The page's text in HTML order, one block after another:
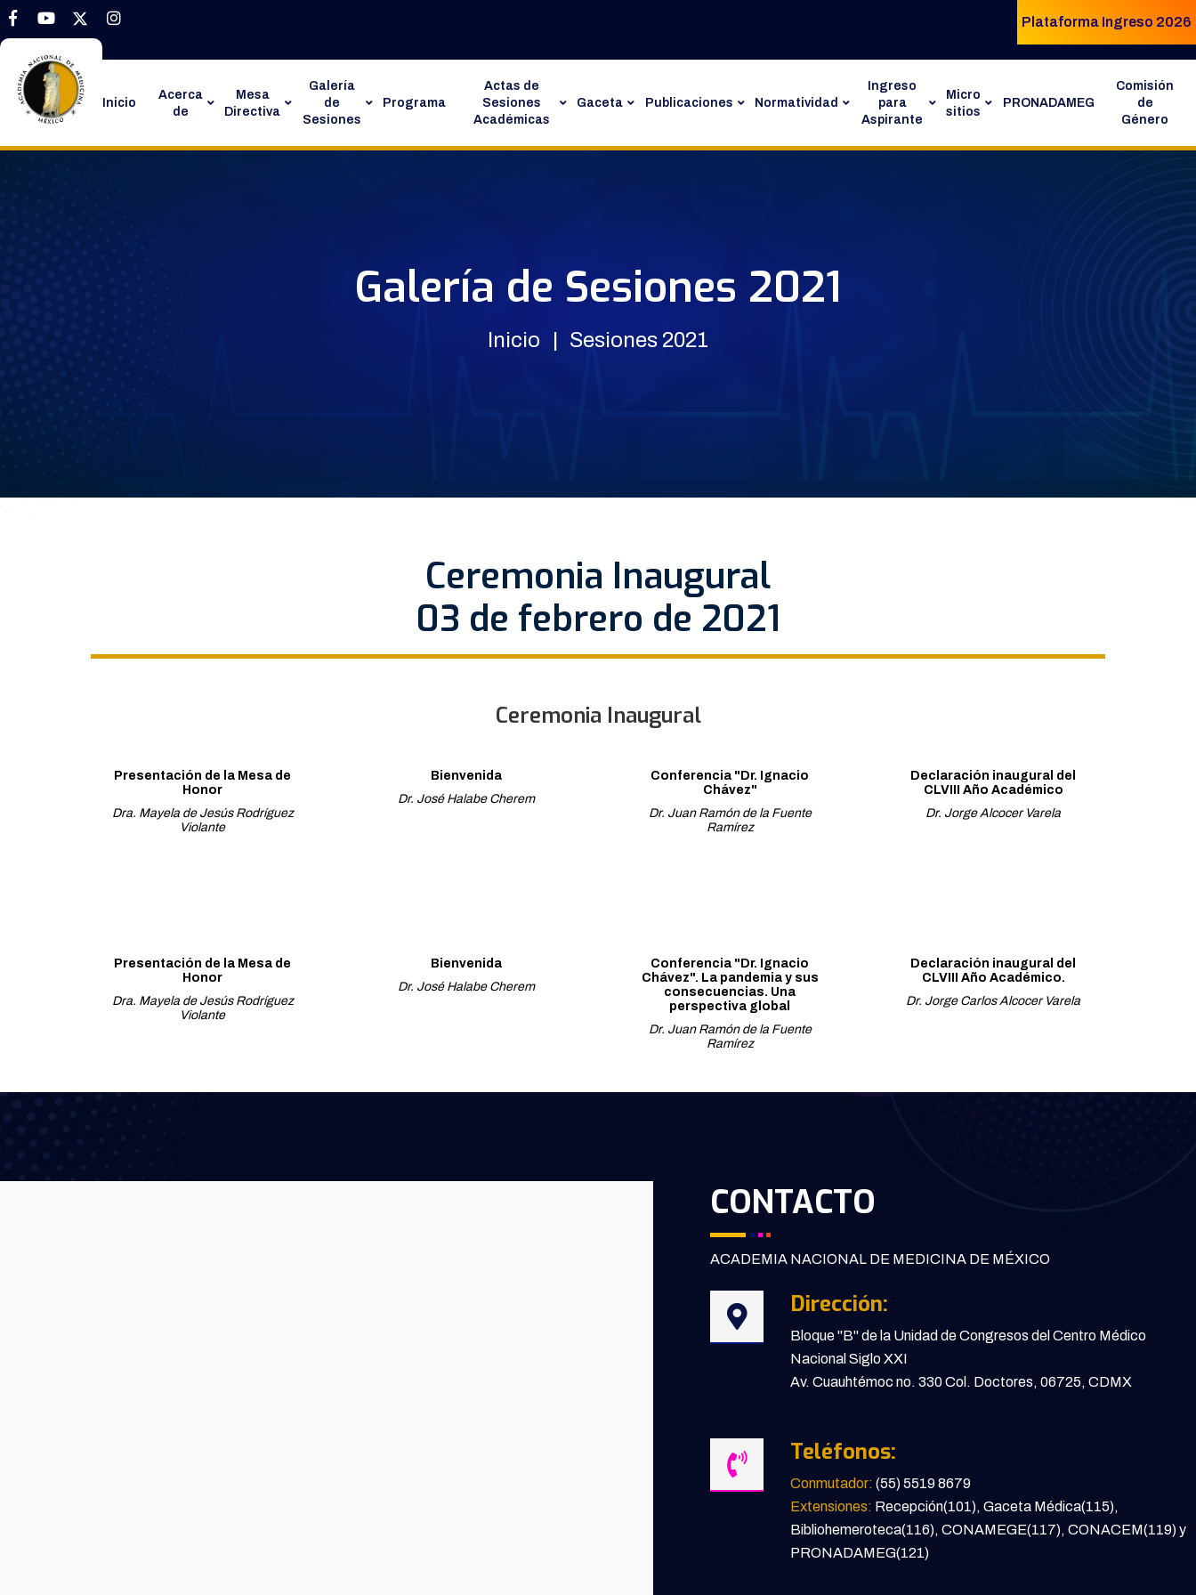
Plataforma Ingreso 2026
Inicio
Acerca
de
Mesa
Directiva
Galería
de
Sesiones
Programa
Actas de
Sesiones
Académicas
Gaceta Publicaciones Normatividad
Ingreso
para
Aspirante
Micro
sitios
PRONADAMEG
Comisión
de
Género
Galería de Sesiones 2021
Inicio Sesiones 2021
Ceremonia Inaugural
03 de febrero de 2021
Ceremonia Inaugural
Presentación de la Mesa de
Honor
Dra. Mayela de Jesús Rodríguez
Violante
Bienvenida
Dr. José Halabe Cherem
Conferencia "Dr. Ignacio
Chávez"
Dr. Juan Ramón de la Fuente
Ramírez
Declaración inaugural del
CLVIII Año Académico
Dr. Jorge Alcocer Varela
Presentación de la Mesa de
Honor
Dra. Mayela de Jesús Rodríguez
Violante
Bienvenida
Dr. José Halabe Cherem
Conferencia "Dr. Ignacio
Chávez". La pandemia y sus
consecuencias. Una
perspectiva global
Dr. Juan Ramón de la Fuente
Ramírez
Declaración inaugural del
CLVIII Año Académico.
Dr. Jorge Carlos Alcocer Varela
CONTACTO
ACADEMIA NACIONAL DE MEDICINA DE MÉXICO
Dirección:
Bloque "B" de la Unidad de Congresos del Centro Médico
Nacional Siglo XXI
Av. Cuauhtémoc no. 330 Col. Doctores, 06725, CDMX
Teléfonos:
Conmutador: (55) 5519 8679
Extensiones: Recepción(101), Gaceta Médica(115),
Bibliohemeroteca(116), CONAMEGE(117), CONACEM(119) y
PRONADAMEG(121)